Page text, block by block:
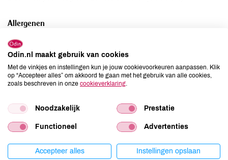
Allergenen
Aardnoten
Ei
niet aanwezig
Gluten
niet aanwezig
Lactose
niet aanwezig
Mosterd
niet aanwezig
Noten
kan bevatten
niet aanwezig
Odin.nl maakt gebruik van cookies
Met de vinkjes en instellingen kun je jouw cookievoorkeuren aanpassen. Klik
op “Accepteer alles” om akkoord te gaan met het gebruik van alle cookies,
zoals beschreven in onze cookieverklaring
Noodzakelijk Prestatie
Functioneel Advertenties
Accepteer alles Instellingen opslaan